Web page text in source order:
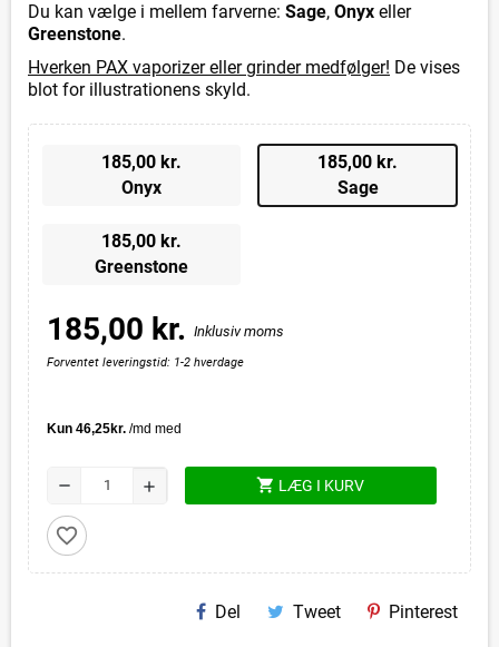
Du kan vælge i mellem farverne: Sage, Onyx eller
Greenstone.
Hverken PAX vaporizer eller grinder medfølger! De vises
blot for illustrationens skyld.
185,00 kr.
Onyx
185,00 kr.
Sage
185,00 kr.
Greenstone
185,00 kr. Inklusiv moms
Forventet leveringstid: 1-2 hverdage
remove add shopping_cart LÆG I KURV
favorite_border
Del Tweet Pinterest